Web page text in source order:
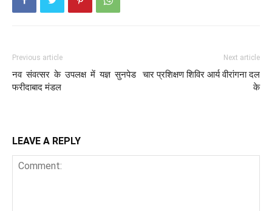
Previous article
नव संवत्सर के उपलक्ष में यज्ञ सुनपेड
फरीदाबाद मंडल
Next article
चार प्रशिक्षण शिविर आर्य वीरांगना दल
के
LEAVE A REPLY